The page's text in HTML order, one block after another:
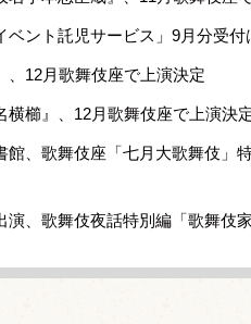
ベント託児サービス」9月分受付
、12月歌舞伎座で上演決定
横櫛』、12月歌舞伎座で上演決
館、歌舞伎座「七月大歌舞伎」
演、歌舞伎夜話特別編「歌舞伎